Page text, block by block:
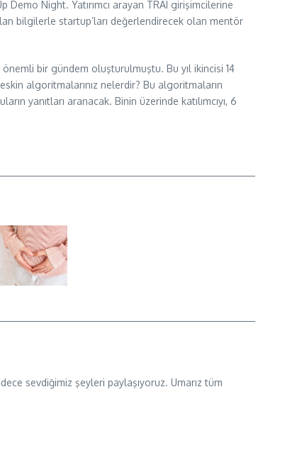
Night. Yatırımcı arayan TRAI girişimcilerine
bilgilerle startup’ları değerlendirecek olan mentör
bir gündem oluşturulmuştu. Bu yıl ikincisi 14
algoritmalarınız nelerdir? Bu algoritmaların
yanıtları aranacak. Binin üzerinde katılımcıyı, 6
sevdiğimiz şeyleri paylaşıyoruz. Umarız tüm